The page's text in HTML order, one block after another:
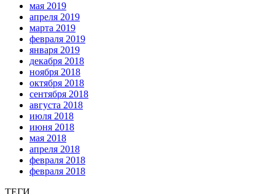
мая 2019
апреля 2019
марта 2019
февраля 2019
января 2019
декабря 2018
ноября 2018
октября 2018
сентября 2018
августа 2018
июля 2018
июня 2018
мая 2018
апреля 2018
февраля 2018
февраля 2018
ТЕГИ